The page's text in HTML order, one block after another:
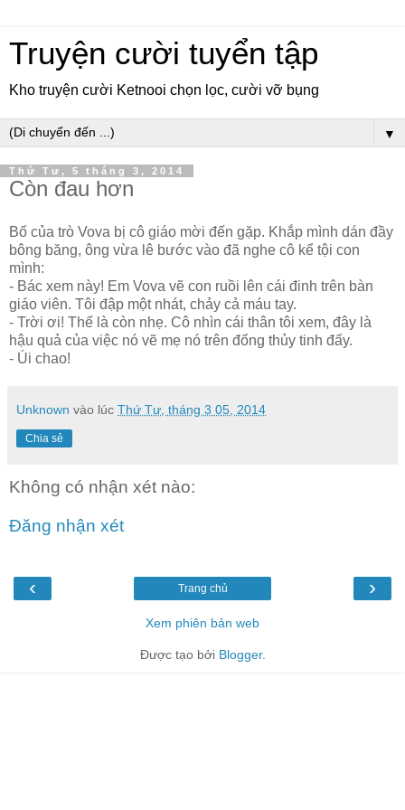
Truyện cười tuyển tập
Kho truyện cười Ketnooi chọn lọc, cười vỡ bụng
▼
Thứ Tư, 5 tháng 3, 2014
Còn đau hơn
Bố của trò Vova bị cô giáo mời đến gặp. Khắp mình dán đầy
bông băng, ông vừa lê bước vào đã nghe cô kể tội con
mình:
- Bác xem này! Em Vova vẽ con ruồi lên cái đinh trên bàn
giáo viên. Tôi đập một nhát, chảy cả máu tay.
- Trời ơi! Thế là còn nhẹ. Cô nhìn cái thân tôi xem, đây là
hậu quả của việc nó vẽ mẹ nó trên đống thủy tinh đấy.
- Úi chao!
Unknown vào lúc Thứ Tư, tháng 3 05, 2014
Chia sẻ
Không có nhận xét nào:
Đăng nhận xét
‹ ›
Trang chủ
Xem phiên bản web
Được tạo bởi Blogger.